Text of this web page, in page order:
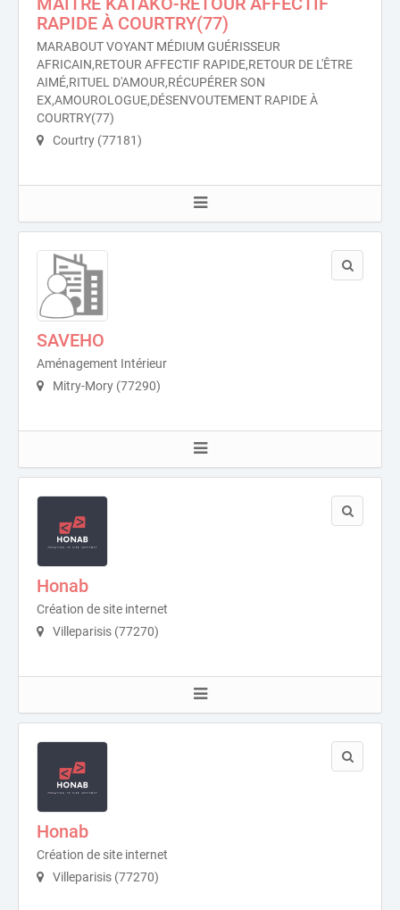
RAPIDE À COURTRY(77)
MARABOUT VOYANT MÉDIUM GUÉRISSEUR
AFRICAIN,RETOUR AFFECTIF RAPIDE,RETOUR DE L'ÊTRE
AIMÉ,RITUEL D'AMOUR,RÉCUPÉRER SON
EX,AMOUROLOGUE,DÉSENVOUTEMENT RAPIDE À
COURTRY(77)
Courtry (77181)
SAVEHO
Aménagement Intérieur
Mitry-Mory (77290)
Honab
Création de site internet
Villeparisis (77270)
Honab
Création de site internet
Villeparisis (77270)